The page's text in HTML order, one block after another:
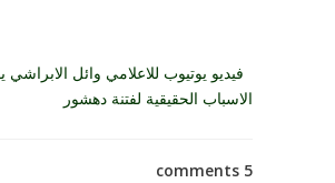
فيديو يوتيوب للاعلامي وائل
الاسباب الحقيقية لفتنة دهشور
5 comments